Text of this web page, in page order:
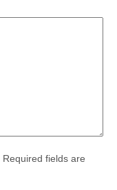
Required fields are